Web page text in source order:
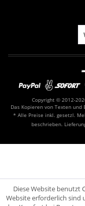
Copyright © 2012-
Das Kopieren von Texten
* Alle Preise inkl. gesetzl.
beschrieben.
Diese Website benutzt
Website erforderlich sind